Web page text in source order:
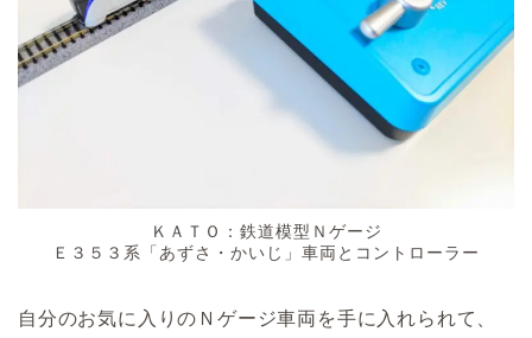
ＫＡＴＯ：鉄道模型Ｎゲージ
Ｅ３５３系「あずさ・かいじ」車両とコントローラー
自分のお気に入りのＮゲージ車両を手に入れられて、